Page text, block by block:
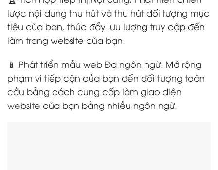
lược nội dung thu hút và thu hút đối tượng mục
tiêu của bạn, thúc đẩy lưu lượng truy cập đến
làm trang website của bạn.
📱 Phát triển mẫu web Đa ngôn ngữ: Mở rộng
phạm vi tiếp cận của bạn đến đối tượng toàn
cầu bằng cách cung cấp làm giao diện
website của bạn bằng nhiều ngôn ngữ.